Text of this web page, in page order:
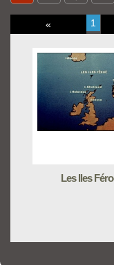
« 1
Les Iles